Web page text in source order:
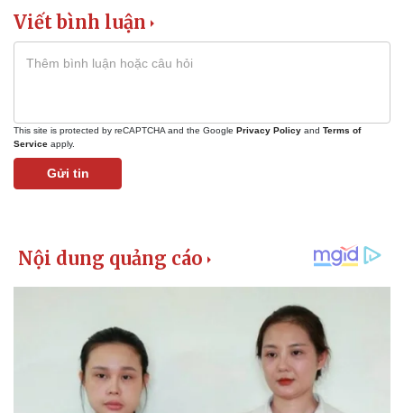
Viết bình luận
This site is protected by reCAPTCHA and the Google Privacy Policy and Terms of
Service apply.
Gửi tin